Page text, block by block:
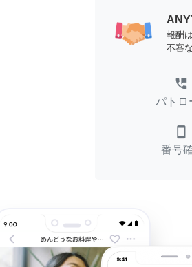
報酬
不審
perm_phone_msg
パトロ
smartphone
番号